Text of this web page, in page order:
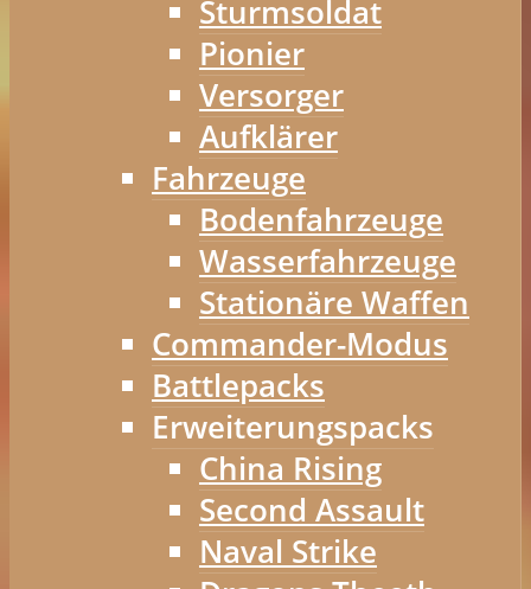
Sturmsoldat
Pionier
Versorger
Aufklärer
Fahrzeuge
Bodenfahrzeuge
Wasserfahrzeuge
Stationäre Waffen
Commander-Modus
Battlepacks
Erweiterungspacks
China Rising
Second Assault
Naval Strike